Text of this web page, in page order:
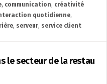
, communication, créativité
quotidienne,
, serveur, service client
le secteur de la restau